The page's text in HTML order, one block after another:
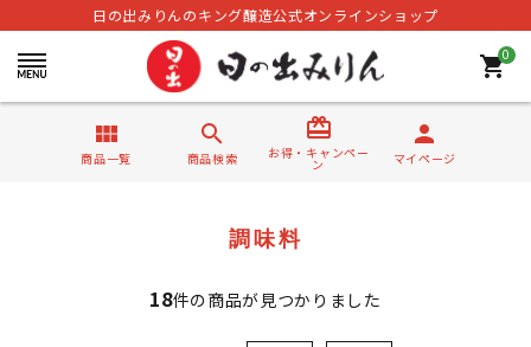
日の出みりんのキング醸造公式オンラインショップ
0
shopping_cart
view_module
商品一覧
search
商品検索
card_giftcard
お得・キャンペー
ン
person
マイページ
調味料
18件の商品が見つかりました